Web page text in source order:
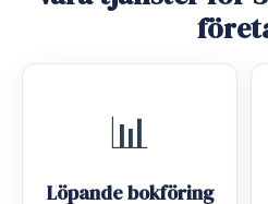
📊
Löpande bokföring